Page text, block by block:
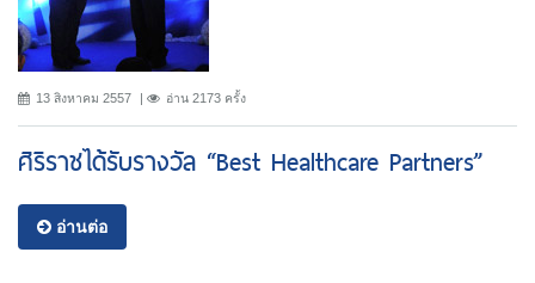
13 สิงหาคม 2557 อ่าน 2173 ครั้ง
ศิริราชได้รับรางวัล “Best Healthcare Partners”
อ่านต่อ